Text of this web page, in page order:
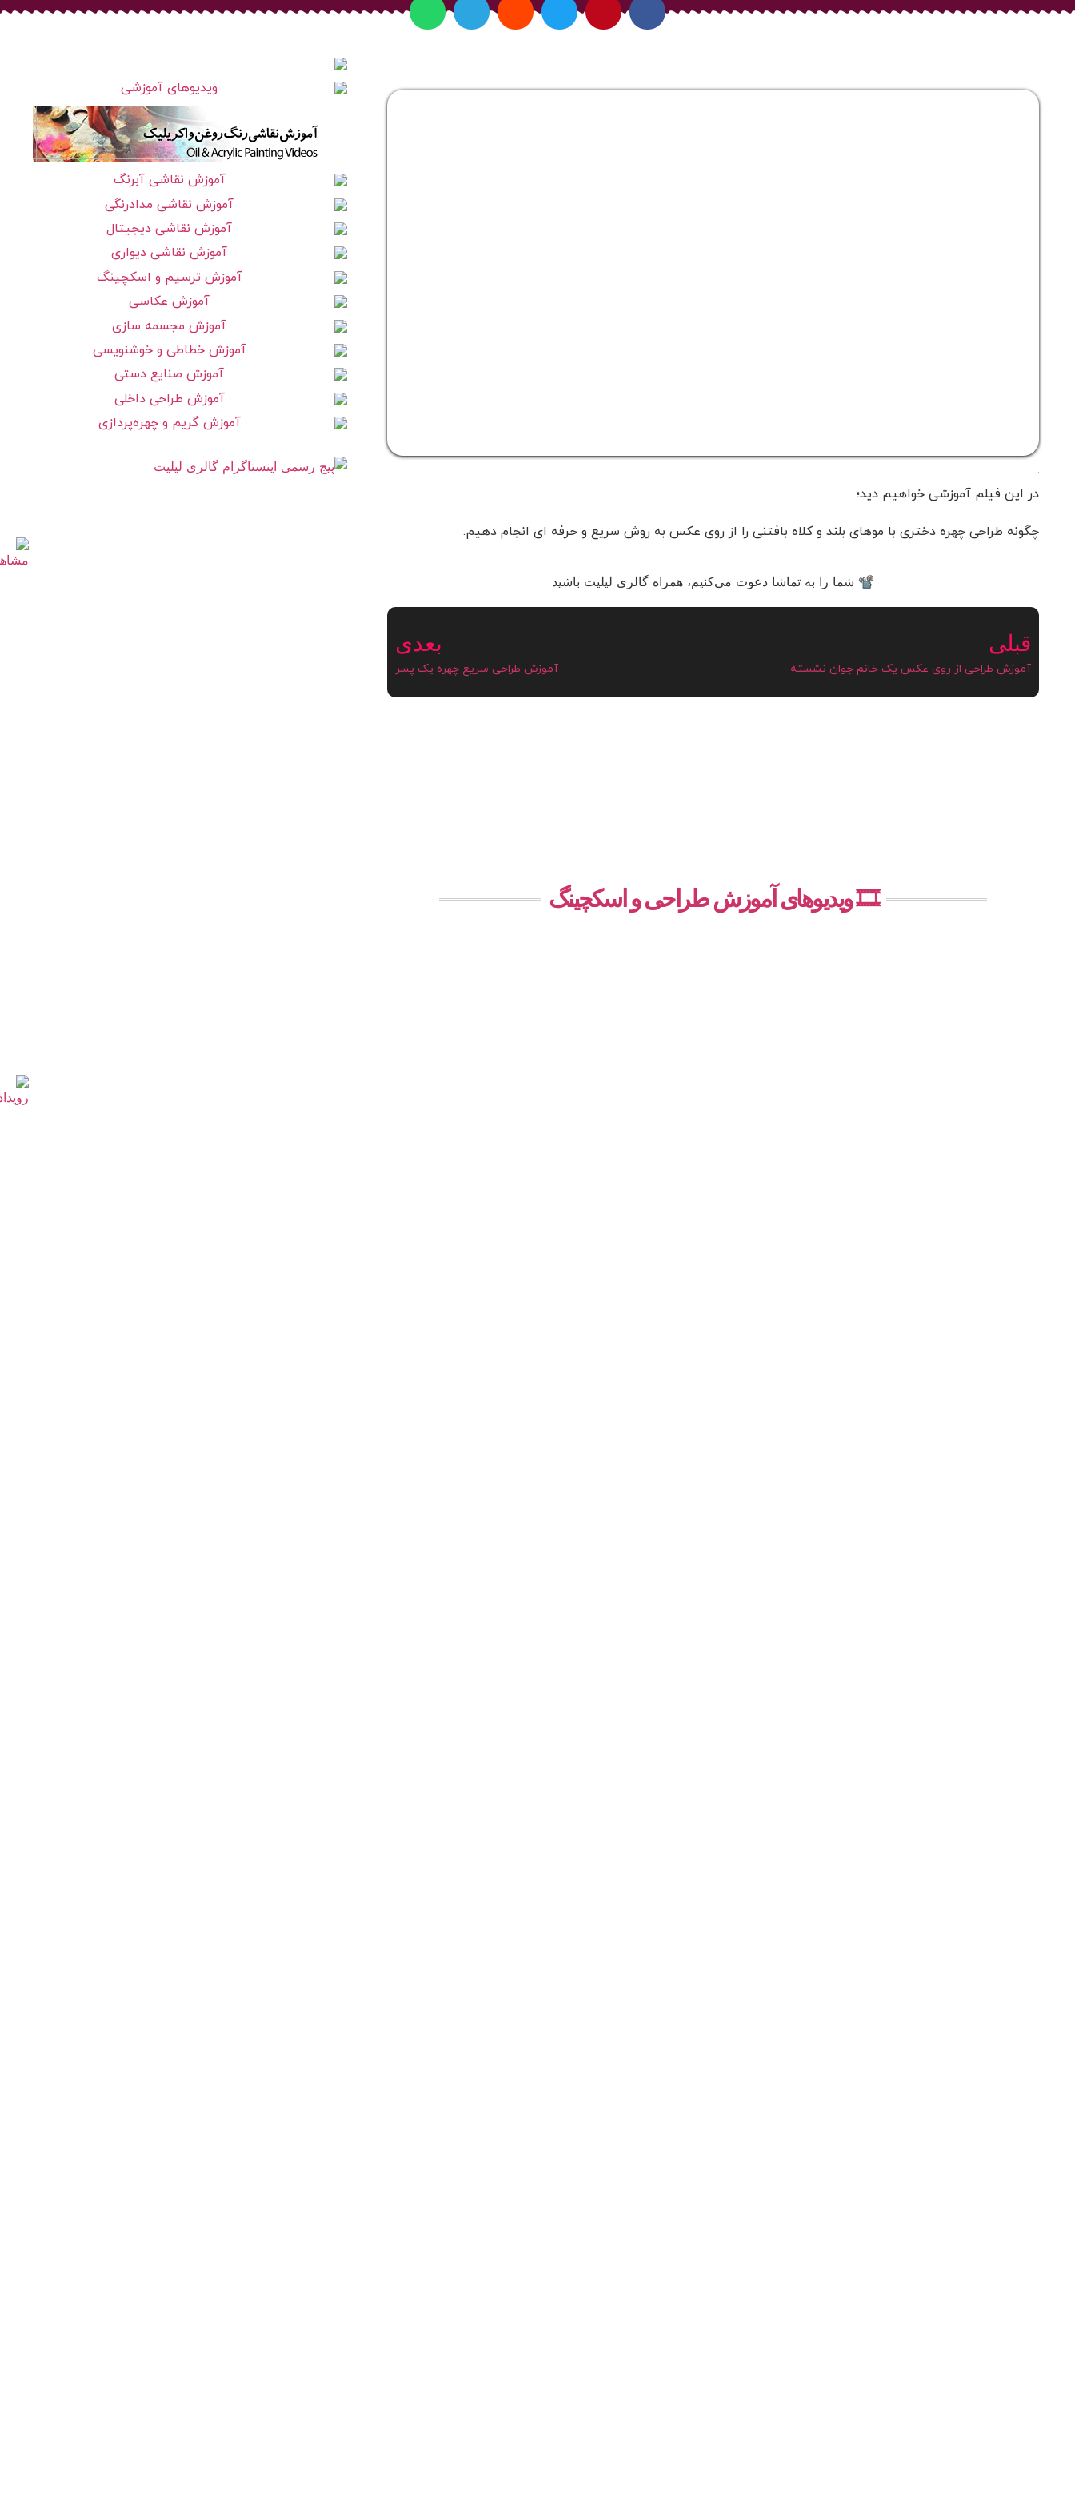
در این فیلم آموزشی خواهیم دید؛
چگونه طراحی چهره دختری با موهای بلند و کلاه بافتنی را از روی عکس به روش سریع و حرفه ای انجام دهیم.
📽 شما را به تماشا دعوت می‌کنیم، همراه گالری لیلیت باشید
قبلی
آموزش طراحی از روی عکس یک خانم جوان نشسته
بعدی
آموزش طراحی سریع چهره یک پسر
🎞️ ویدیوهای آموزش طراحی و اسکچینگ